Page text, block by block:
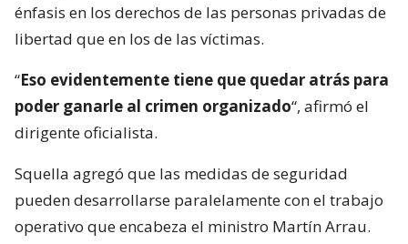
énfasis en los derechos de las personas privadas de
libertad que en los de las víctimas.
“Eso evidentemente tiene que quedar atrás para
poder ganarle al crimen organizado“, afirmó el
dirigente oficialista.
Squella agregó que las medidas de seguridad
pueden desarrollarse paralelamente con el trabajo
operativo que encabeza el ministro Martín Arrau.